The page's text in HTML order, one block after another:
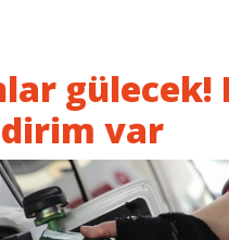
gülecek!
var